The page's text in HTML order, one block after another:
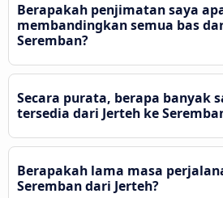
Berapakah penjimatan saya
membandingkan semua bas
Seremban?
Secara purata, berapa banyak
tersedia dari Jerteh ke
Berapakah lama masa
Seremban dari Jerteh?